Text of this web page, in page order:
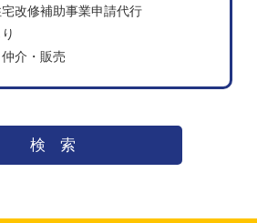
改修補助事業申請代行
介・販売
検索